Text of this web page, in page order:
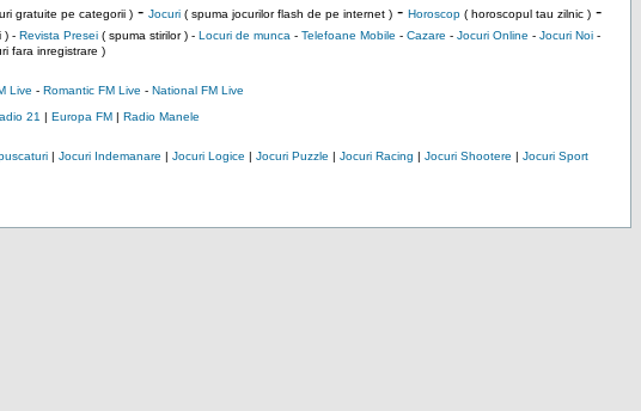
gratuite pe categorii )- Jocuri( spuma jocurilor flash de pe internet )- Horoscop( horoscopul tau zilnic )-
) - Revista Presei( spuma stirilor ) - Locuri de munca - Telefoane Mobile - Cazare - Jocuri Online - Jocuri Noi-
fara inregistrare )
Live - Romantic FM Live - National FM Live
21 | Europa FM| Radio Manele
| Jocuri Indemanare | Jocuri Logice | Jocuri Puzzle | Jocuri Racing | Jocuri Shootere | Jocuri Sport